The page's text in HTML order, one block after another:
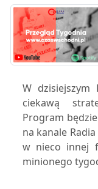
W dzisiejszym
ciekawą
Program
na kanale
w nieco innej
minionego